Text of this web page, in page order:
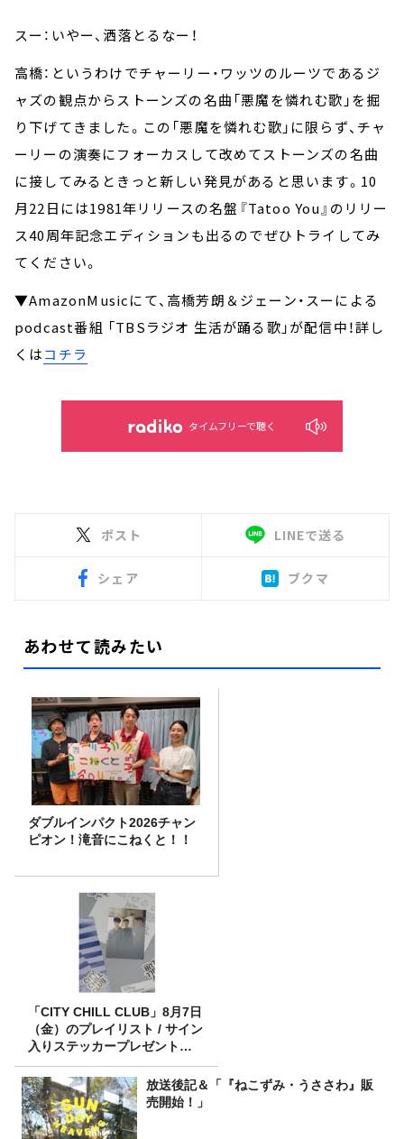
スー：いやー、洒落とるなー！
高橋：というわけでチャーリー・ワッツのルーツであるジ
ャズの観点からストーンズの名曲「悪魔を憐れむ歌」を掘
り下げてきました。この「悪魔を憐れむ歌」に限らず、チャ
ーリーの演奏にフォーカスして改めてストーンズの名曲
に接してみるときっと新しい発見があると思います。10
月22日には1981年リリースの名盤『Tatoo You』のリリー
ス40周年記念エディションも出るのでぜひトライしてみ
てください。
▼AmazonMusicにて、高橋芳朗＆ジェーン・スーによる
podcast番組 「TBSラジオ 生活が踊る歌」が配信中！詳し
くはコチラ
タイムフリーで聴く
ポスト LINEで送る
シェア ブクマ
あわせて読みたい
ダブルインパクト2026チャン
ピオン！滝音にこねくと！！
「CITY CHILL CLUB」8月7日
（金）のプレイリスト / サイン
入りステッカープレゼント有
り
放送後記＆「『ねこずみ・うささわ』販
売開始！」